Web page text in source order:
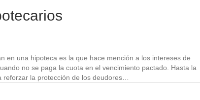
en una hipoteca es la que hace mención a los intereses de
no se paga la cuota en el vencimiento pactado. Hasta la
la protección de los deudores…